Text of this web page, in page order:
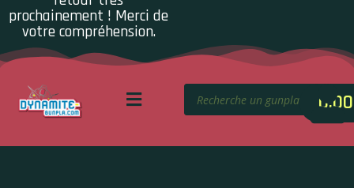
prochainement ! Merci de
votre compréhension.
0.00